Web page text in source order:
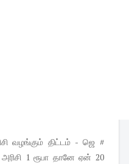
வழங்கும் திட்டம் - ஜெ #
1 ரூபா தானே ஏன் 20